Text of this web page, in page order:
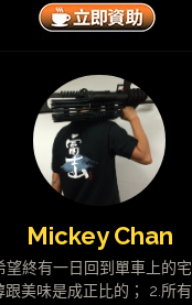
Mickey Chan
望終有一日回到單車上的
跟美味是成正比的； 2.所